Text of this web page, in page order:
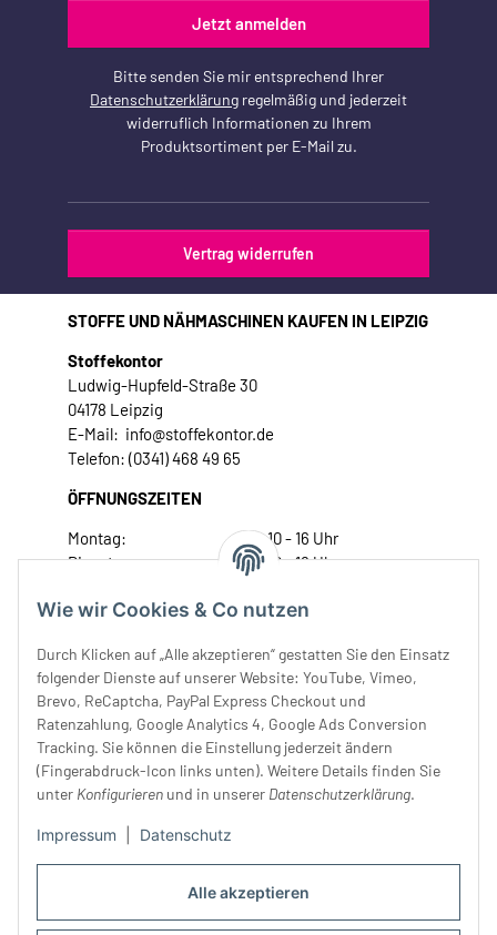
Alle akzeptieren
Wie wir Cookies & Co nutzen
Durch Klicken auf „Alle akzeptieren“ gestatten Sie den Einsatz
folgender Dienste auf unserer Website: YouTube, Vimeo,
Brevo, ReCaptcha, PayPal Express Checkout und
Ratenzahlung, Google Analytics 4, Google Ads Conversion
Tracking. Sie können die Einstellung jederzeit ändern
(Fingerabdruck-Icon links unten). Weitere Details finden Sie
unter Konfigurieren und in unserer Datenschutzerklärung.
Impressum Datenschutz
Jetzt anmelden
Bitte senden Sie mir entsprechend Ihrer
Datenschutzerklärung regelmäßig und jederzeit
widerruflich Informationen zu Ihrem
Produktsortiment per E-Mail zu.
Vertrag widerrufen
STOFFE UND NÄHMASCHINEN KAUFEN IN LEIPZIG
Stoffekontor
Ludwig-Hupfeld-Straße 30
04178 Leipzig
E-Mail: info@stoffekontor.de
Telefon: (0341) 468 49 65
ÖFFNUNGSZEITEN
Montag:
10 - 16 Uhr
Dienstag:
10 - 16 Uhr
Donnerstag:
10 - 18 Uhr
Samstag:
10 - 14 Uhr
Unser Service
Rechtliches